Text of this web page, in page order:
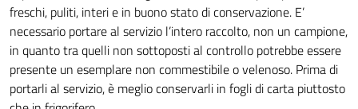
freschi, puliti, interi e in buono stato di conservazione. E’
necessario portare al servizio l’intero raccolto, non un campione,
in quanto tra quelli non sottoposti al controllo potrebbe essere
presente un esemplare non commestibile o velenoso. Prima di
portarli al servizio, è meglio conservarli in fogli di carta piuttosto